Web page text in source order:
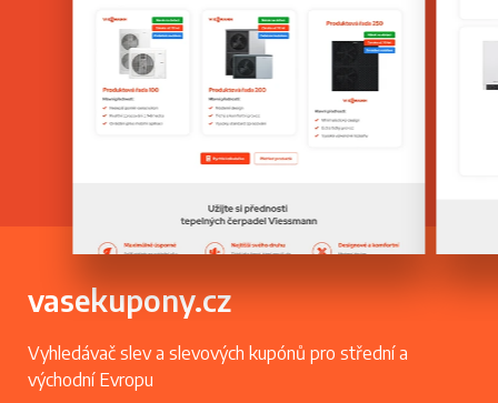
vasekupony.cz
Vyhledávač slev a slevových kupónů pro střední a
východní Evropu